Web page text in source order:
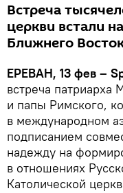
Встреча
церкви встали
Ближнего
ЕРЕВАН, 13 фев –
встреча патриарха
и папы Римского,
в международном
подписанием
надежду на
в отношениях
Католической